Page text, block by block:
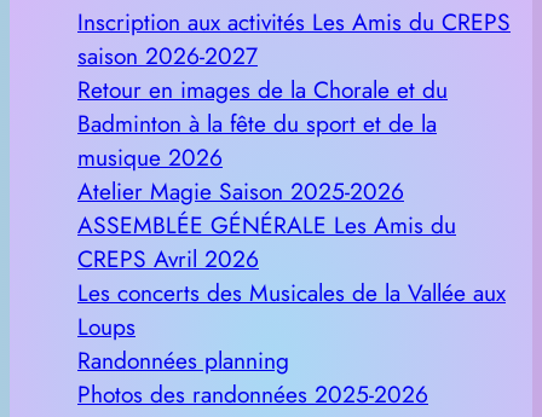
Inscription aux activités Les Amis du CREPS
saison 2026-2027
Retour en images de la Chorale et du
Badminton à la fête du sport et de la
musique 2026
Atelier Magie Saison 2025-2026
ASSEMBLÉE GÉNÉRALE Les Amis du
CREPS Avril 2026
Les concerts des Musicales de la Vallée aux
Loups
Randonnées planning
Photos des randonnées 2025-2026